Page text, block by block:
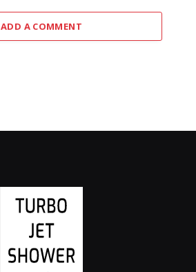
ADD A COMMENT